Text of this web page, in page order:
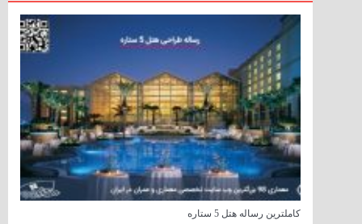
کاملترین رساله هتل 5 ستاره